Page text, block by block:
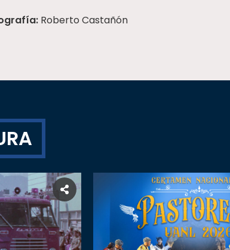
Roberto Castañón